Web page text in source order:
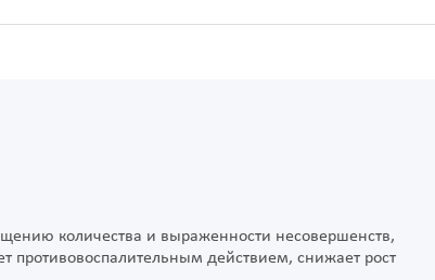
количества и выраженности несовершенств,
противовоспалительным действием, снижает рост